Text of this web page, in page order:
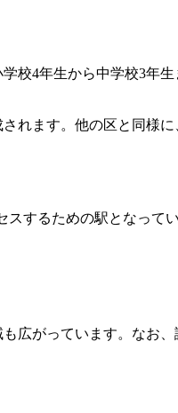
校4年生から中学校3年
れます。他の区と同様
するための駅となって
広がっています。なお